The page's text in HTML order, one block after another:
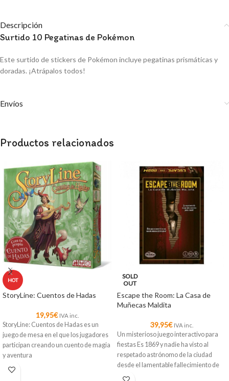
Descripción
Surtido 10 Pegatinas de Pokémon
Este surtido de stickers de Pokémon incluye pegatinas prismáticas y
doradas. ¡Atrápalos todos!
Envíos
Productos relacionados
HOT
StoryLine: Cuentos de Hadas
19,95€ IVA inc.
StoryLine: Cuentos de Hadas es un
juego de mesa en el que los jugadores
participan creando un cuento de magia
y aventura
SOLD
OUT
Escape the Room: La Casa de
Muñecas Maldita
39,95€ IVA inc.
Un misterioso juego interactivo para
fiestas Es 1869 y nadie ha visto al
respetado astrónomo de la ciudad
desde el lamentable fallecimiento de
su esposa…